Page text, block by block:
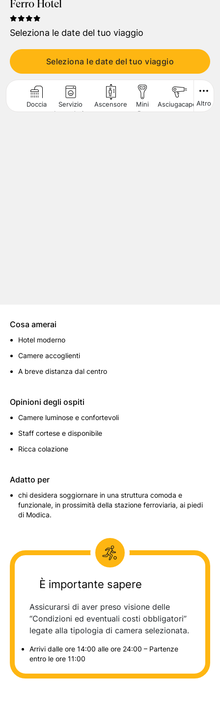
Viaggiatori
1Camera, 2Adulti
CERCA
Ferro Hotel
Seleziona le date del tuo viaggio
Seleziona le date del tuo viaggio
Doccia
Servizio
Lavanderia
Ascensore
Mini
Bar
AsciugacapelliAltro
Cosa amerai
Hotel moderno
Camere accoglienti
A breve distanza dal centro
Opinioni degli ospiti
Camere luminose e confortevoli
Staff cortese e disponibile
Ricca colazione
Adatto per
chi desidera soggiornare in una struttura comoda e
funzionale, in prossimità della stazione ferroviaria, ai piedi
di Modica.
È importante sapere
Assicurarsi di aver preso visione delle
“Condizioni ed eventuali costi obbligatori”
legate alla tipologia di camera selezionata.
Arrivi dalle ore 14:00 alle ore 24:00 – Partenze
entro le ore 11:00